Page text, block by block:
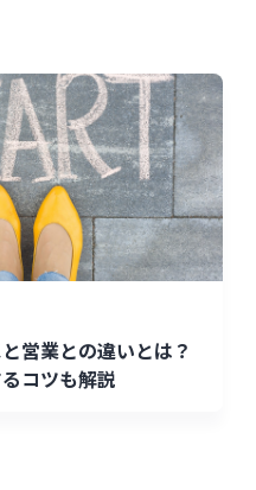
営業との違いとは？
コツも解説